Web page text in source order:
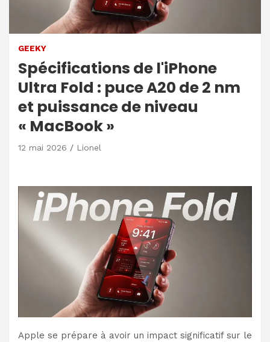
GEEKY
Spécifications de l'iPhone
Ultra Fold : puce A20 de 2 nm
et puissance de niveau
« MacBook »
12 mai 2026 Lionel
Apple se prépare à avoir un impact significatif sur le